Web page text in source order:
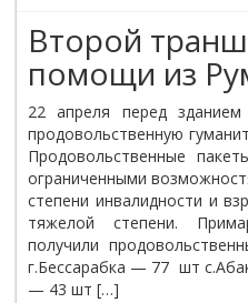
Второй
помощи из
22 апреля перед зданием
продовольственную
Продовольственные
ограниченными
степени инвалидности и
тяжелой степени.
получили
г.Бессарабка — 77 шт
— 43 шт […]